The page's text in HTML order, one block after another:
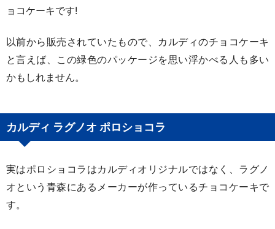
ョコケーキです!
以前から販売されていたもので、カルディのチョコケーキ
と言えば、この緑色のパッケージを思い浮かべる人も多い
かもしれません。
カルディ ラグノオ ポロショコラ
実はポロショコラはカルディオリジナルではなく、ラグノ
オという青森にあるメーカーが作っているチョコケーキで
す。